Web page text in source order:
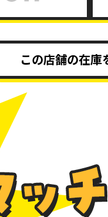
この店舗の在庫